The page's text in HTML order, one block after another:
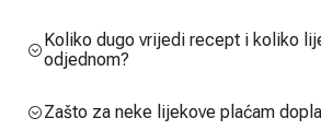
Koliko dugo vrijedi recept i koliko
odjednom?
Zašto za neke lijekove plaćam